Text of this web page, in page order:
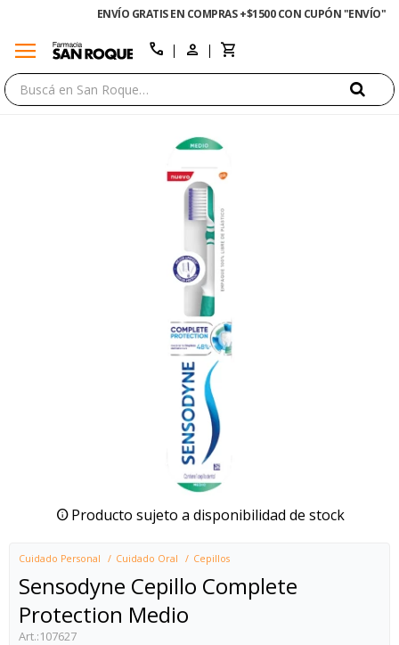
ENVÍO GRATIS EN COMPRAS +$1500 CON CUPÓN "ENVÍO"
menu call
Producto sujeto a disponibilidad de stock
Cuidado Personal Cuidado Oral Cepillos
Sensodyne Cepillo Complete
Protection Medio
107627
close